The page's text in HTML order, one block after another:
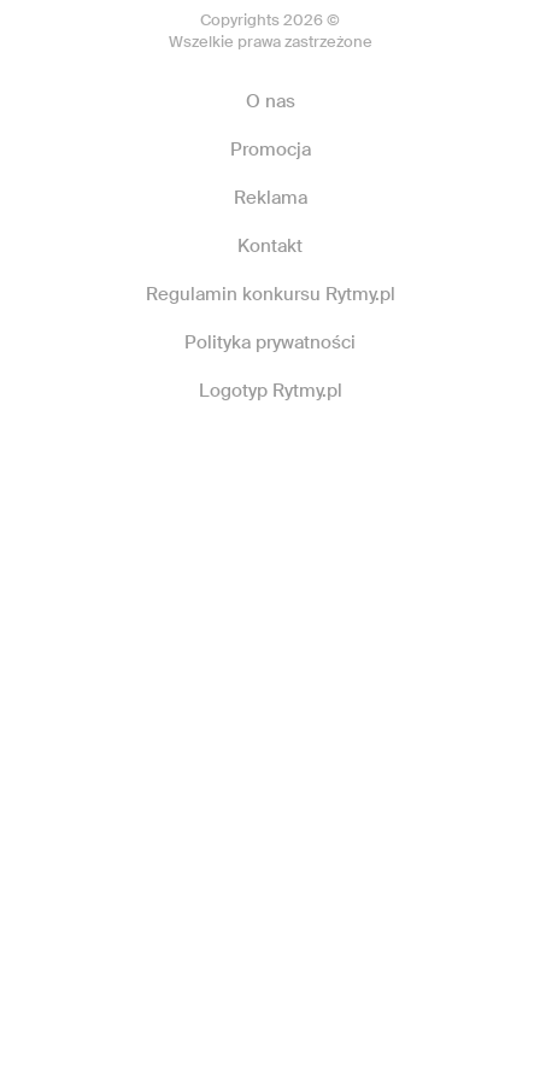
Copyrights 2026 ©
Wszelkie prawa zastrzeżone
O nas
Promocja
Reklama
Kontakt
Regulamin konkursu Rytmy.pl
Polityka prywatności
Logotyp Rytmy.pl